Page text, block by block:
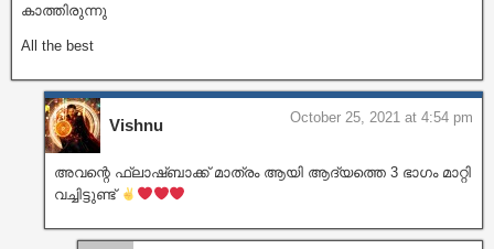
കാത്തിരുന്നു
All the best
Vishnu October 25, 2021 at 4:54 pm
അവന്റെ ഫ്ലാഷ്ബാക്ക് മാത്രം ആയി ആദ്യത്തെ 3 ഭാഗം മാറ്റി
വച്ചിട്ടുണ്ട്